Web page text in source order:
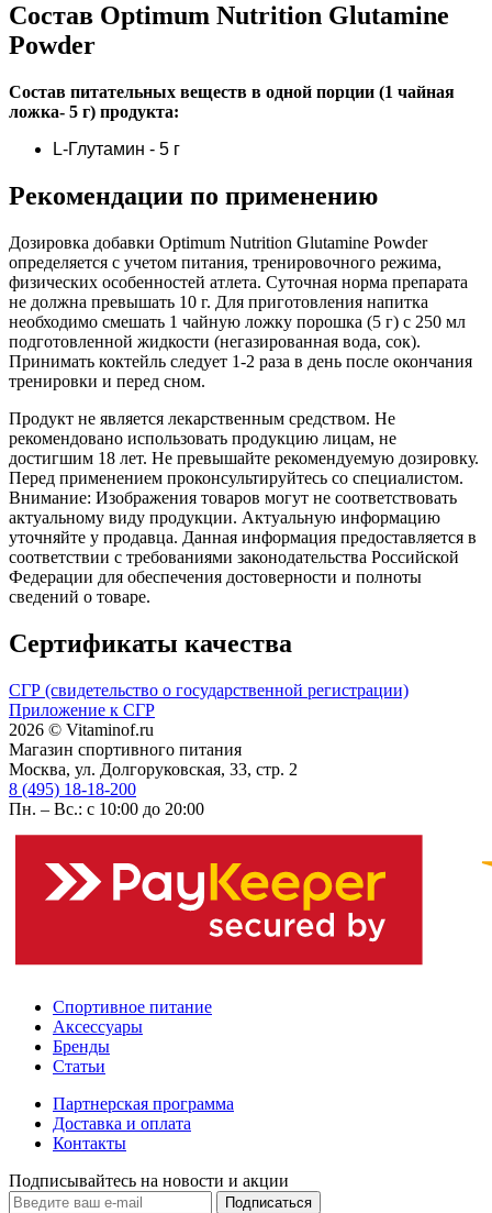
Состав Optimum Nutrition Glutamine
Powder
Состав питательных веществ в одной порции (1 чайная
ложка- 5 г) продукта:
L-Глутамин - 5 г
Рекомендации по применению
Дозировка добавки Optimum Nutrition Glutamine Powder
определяется с учетом питания, тренировочного режима,
физических особенностей атлета. Суточная норма препарата
не должна превышать 10 г. Для приготовления напитка
необходимо смешать 1 чайную ложку порошка (5 г) с 250 мл
подготовленной жидкости (негазированная вода, сок).
Принимать коктейль следует 1-2 раза в день после окончания
тренировки и перед сном.
Продукт не является лекарственным средством. Не
рекомендовано использовать продукцию лицам, не
достигшим 18 лет. Не превышайте рекомендуемую дозировку.
Перед применением проконсультируйтесь со специалистом.
Внимание: Изображения товаров могут не соответствовать
актуальному виду продукции. Актуальную информацию
уточняйте у продавца. Данная информация предоставляется в
соответствии с требованиями законодательства Российской
Федерации для обеспечения достоверности и полноты
сведений о товаре.
Сертификаты качества
СГР (свидетельство о государственной регистрации)
Приложение к СГР
2026 © Vitaminof.ru
Магазин спортивного питания
Москва, ул. Долгоруковская, 33, стр. 2
8 (495) 18-18-200
Пн. – Вс.: с 10:00 до 20:00
Спортивное питание
Аксессуары
Бренды
Статьи
Партнерская программа
Доставка и оплата
Контакты
Подписывайтесь на новости и акции
Подписаться